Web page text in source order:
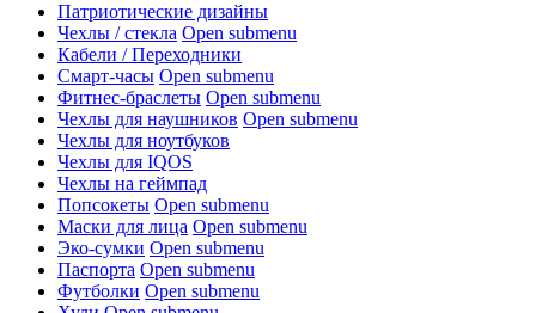
Патриотические дизайны
Чехлы / стекла Open submenu
Кабели / Переходники
Смарт-часы Open submenu
Фитнес-браслеты Open submenu
Чехлы для наушников Open submenu
Чехлы для ноутбуков
Чехлы для IQOS
Чехлы на геймпад
Попсокеты Open submenu
Маски для лица Open submenu
Эко-сумки Open submenu
Паспорта Open submenu
Футболки Open submenu